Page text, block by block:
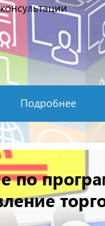
Подробнее
по